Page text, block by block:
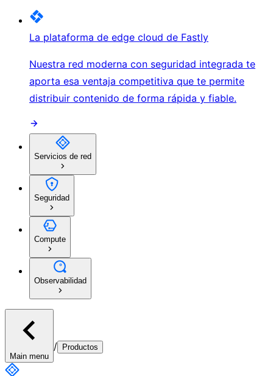
La plataforma de edge cloud de Fastly
Nuestra red moderna con seguridad integrada te
aporta esa ventaja competitiva que te permite
distribuir contenido de forma rápida y fiable.
Servicios de red
Seguridad
Compute
Observabilidad
Main menu
/ Productos